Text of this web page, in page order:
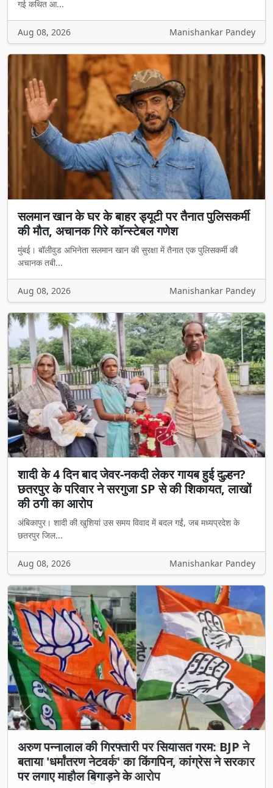
गई कथित आ...
Aug 08, 2026 Manishankar Pandey
सलमान खान के घर के बाहर ड्यूटी पर तैनात पुलिसकर्मी
की मौत, अचानक गिरे कॉन्स्टेबल गणेश
मुंबई। बॉलीवुड अभिनेता सलमान खान की सुरक्षा में तैनात एक पुलिसकर्मी की
अचानक तबी...
Aug 08, 2026 Manishankar Pandey
शादी के 4 दिन बाद जेवर-नकदी लेकर गायब हुई दुल्हन?
छतरपुर के परिवार ने सरगुजा SP से की शिकायत, लाखों
की ठगी का आरोप
अंबिकापुर। शादी की खुशियां उस समय विवाद में बदल गईं, जब मध्यप्रदेश के
छतरपुर जिल...
Aug 08, 2026 Manishankar Pandey
अरुण पन्नालाल की गिरफ्तारी पर सियासत गरम: BJP ने
बताया 'धर्मांतरण नेटवर्क' का किंगपिन, कांग्रेस ने सरकार
पर लगाए माहौल बिगाड़ने के आरोप
Previous Next